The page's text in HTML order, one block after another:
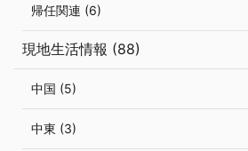
帰任関連 (6)
現地生活情報 (88)
中国 (5)
中東 (3)